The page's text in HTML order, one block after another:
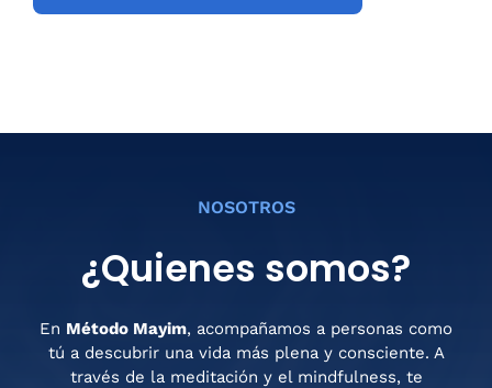
NOSOTROS
¿Quienes somos?
En Método Mayim, acompañamos a personas como
tú a descubrir una vida más plena y consciente. A
través de la meditación y el mindfulness, te